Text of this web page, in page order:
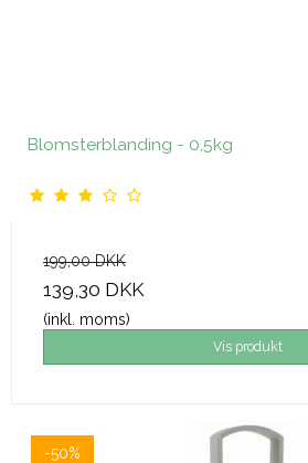
Blomsterblanding - 0,5kg
199,00 DKK
139,30 DKK
(inkl. moms)
Vis produkt
-50%